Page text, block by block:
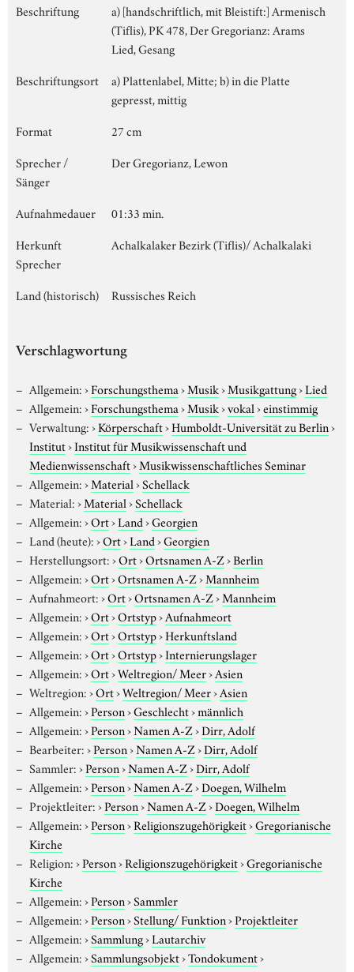
Beschriftung
a) [handschriftlich, mit Bleistift:] Armenisch
(Tiflis), PK 478, Der Gregorianz: Arams
Lied, Gesang
Beschriftungsort
a) Plattenlabel, Mitte; b) in die Platte
gepresst, mittig
Format
27 cm
Sprecher /
Sänger
Der Gregorianz, Lewon
Aufnahmedauer
01:33 min.
Herkunft
Sprecher
Achalkalaker Bezirk (Tiflis)/ Achalkalaki
Land (historisch) Russisches Reich
Verschlagwortung
Allgemein:›Forschungsthema›Musik›Musikgattung›Lied
Allgemein:›Forschungsthema›Musik›vokal›einstimmig
Verwaltung:›Körperschaft›Humboldt-Universität zu Berlin›
Institut›Institut für Musikwissenschaft und
Medienwissenschaft›Musikwissenschaftliches Seminar
Allgemein:›Material›Schellack
Material:›Material›Schellack
Allgemein:›Ort›Land›Georgien
Land (heute):›Ort›Land›Georgien
Herstellungsort:›Ort›Ortsnamen A-Z›Berlin
Allgemein:›Ort›Ortsnamen A-Z›Mannheim
Aufnahmeort:›Ort›Ortsnamen A-Z›Mannheim
Allgemein:›Ort›Ortstyp›Aufnahmeort
Allgemein:›Ort›Ortstyp›Herkunftsland
Allgemein:›Ort›Ortstyp›Internierungslager
Allgemein:›Ort›Weltregion/ Meer›Asien
Weltregion:›Ort›Weltregion/ Meer›Asien
Allgemein:›Person›Geschlecht›männlich
Allgemein:›Person›Namen A-Z›Dirr, Adolf
Bearbeiter:›Person›Namen A-Z›Dirr, Adolf
Sammler:›Person›Namen A-Z›Dirr, Adolf
Allgemein:›Person›Namen A-Z›Doegen, Wilhelm
Projektleiter:›Person›Namen A-Z›Doegen, Wilhelm
Allgemein:›Person›Religionszugehörigkeit›Gregorianische
Kirche
Religion:›Person›Religionszugehörigkeit›Gregorianische
Kirche
Allgemein:›Person›Sammler
Allgemein:›Person›Stellung/ Funktion›Projektleiter
Allgemein:›Sammlung›Lautarchiv
Allgemein:›Sammlungsobjekt›Tondokument›